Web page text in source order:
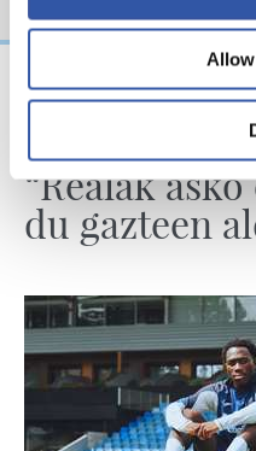
ELKARRIZKETA
“Realak
du gazteen